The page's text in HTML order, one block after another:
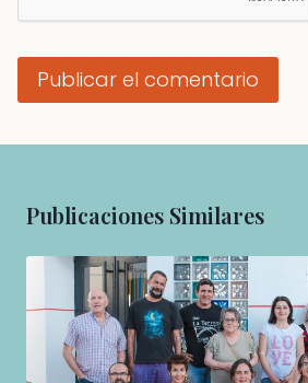
Publicaciones Similares